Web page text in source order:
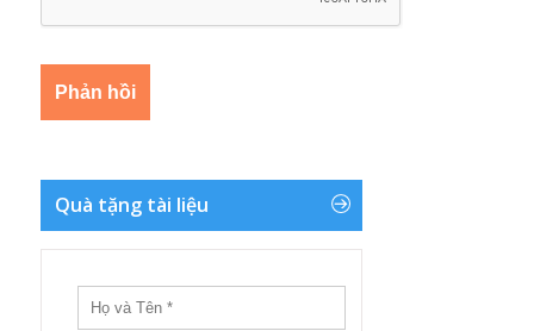
Quà tặng tài liệu